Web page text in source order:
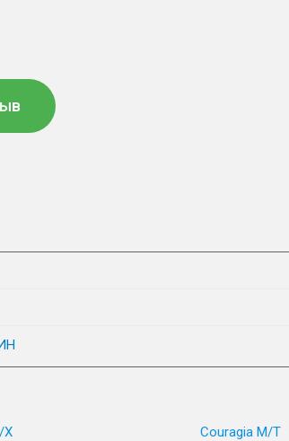
X Couragia M/T